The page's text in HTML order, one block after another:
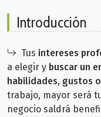
Introducción
Tus intereses
a elegir y buscar un
habilidades, gustos
trabajo, mayor será
negocio saldrá